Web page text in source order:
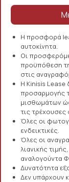
Η προσφορά
αυτοκίνητα.
Οι
προϋπόθεση
στις
Η Kinisis Lease
προσαρμογής
μισθωμάτων
τις τρέχουσες
Όλες οι
ενδεικτικές.
Όλες οι
λιανικής
αναλογούντα
Δυνατότητα
Δεν υπάρχουν